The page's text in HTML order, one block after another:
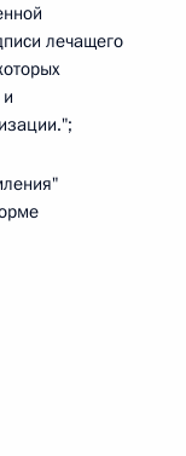
лечащего